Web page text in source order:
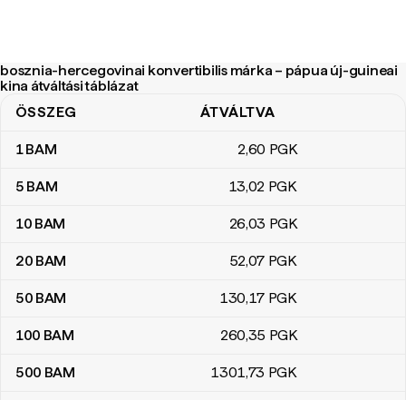
bosznia-hercegovinai konvertibilis márka – pápua új-guineai
kina átváltási táblázat
bosznia-hercegovinai konvertibilis márka – pápua új-guineai kina
ÖSSZEG ÁTVÁLTVA
1BAM 2,60 PGK
5 BAM 13,02 PGK
10 BAM 26,03 PGK
20 BAM 52,07 PGK
50 BAM 130,17 PGK
100 BAM 260,35 PGK
500 BAM 1301,73 PGK